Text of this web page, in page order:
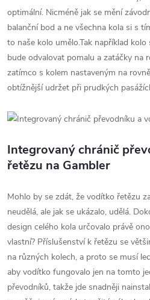
optimální. Nicméně jak se mění
balanční bod a ne všechna kola si s
to naše kolo umělo.Tak například
bude odvalovat pomalu a zatáčky na
zatímco s kolem nastaveným na
obtížnější udržet při prudkých
Integrovaný chránič
řetězu na Gambler
Mohlo by se zdát, že vodítko řetězu
neudělá, ale jak se ukázalo, udělá.
design celého kola určovalo právě
vlastní? Příslušenství k řetězu se
na různých kolech, a proto se musí
aby vodítko fungovalo jen na tomto
převodníků, takže jde snadněji